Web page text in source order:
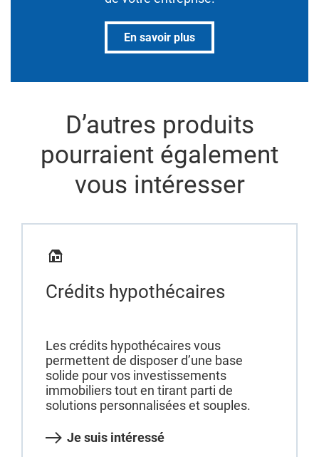
En savoir plus
D’autres produits
pourraient également
vous intéresser
Crédits hypothécaires
Les crédits hypothécaires vous
permettent de disposer d’une base
solide pour vos investissements
immobiliers tout en tirant parti de
solutions personnalisées et souples.
Je suis intéressé